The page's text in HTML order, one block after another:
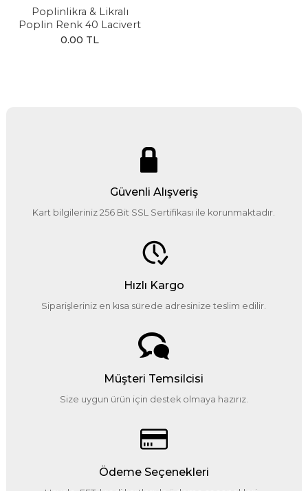
Poplinlikra & Likralı
Poplin Renk 40 Lacivert
0.00 TL
Güvenli Alışveriş
Kart bilgileriniz 256 Bit SSL Sertifikası ile korunmaktadır.
Hızlı Kargo
Siparişleriniz en kısa sürede adresinize teslim edilir.
Müşteri Temsilcisi
Size uygun ürün için destek olmaya hazırız.
Ödeme Seçenekleri